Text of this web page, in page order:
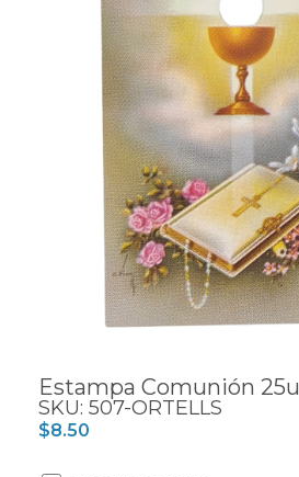
Estampa Comunión 25u
SKU: 507-ORTELLS
$8.50